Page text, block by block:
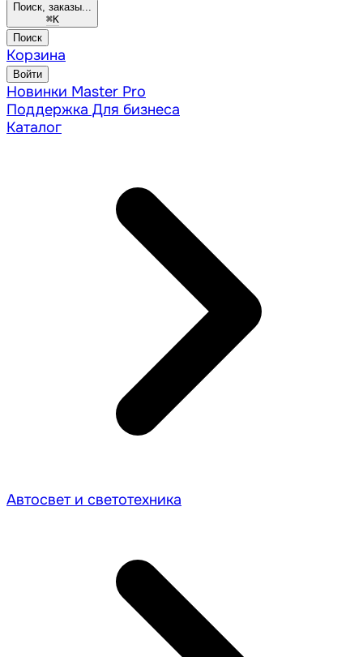
Поиск, заказы...
⌘K
Поиск
Корзина
Войти
Новинки Master Pro
Поддержка Для бизнеса
Каталог
Автосвет и светотехника